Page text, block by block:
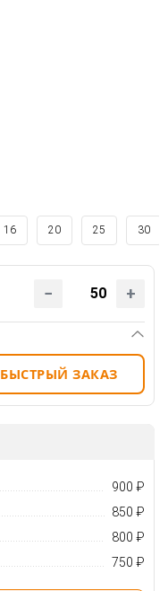
16 20 25 30
БЫСТРЫЙ ЗАКАЗ
900 ₽
850 ₽
800 ₽
750 ₽